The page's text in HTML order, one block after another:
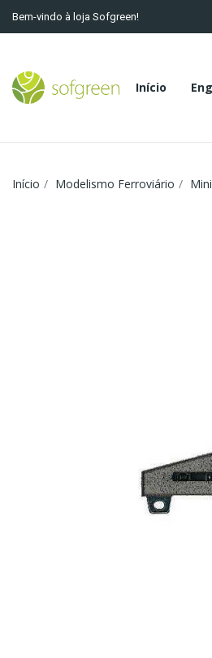
Bem-vindo à loja Sofgreen!
Início
Início Modelismo Ferroviário